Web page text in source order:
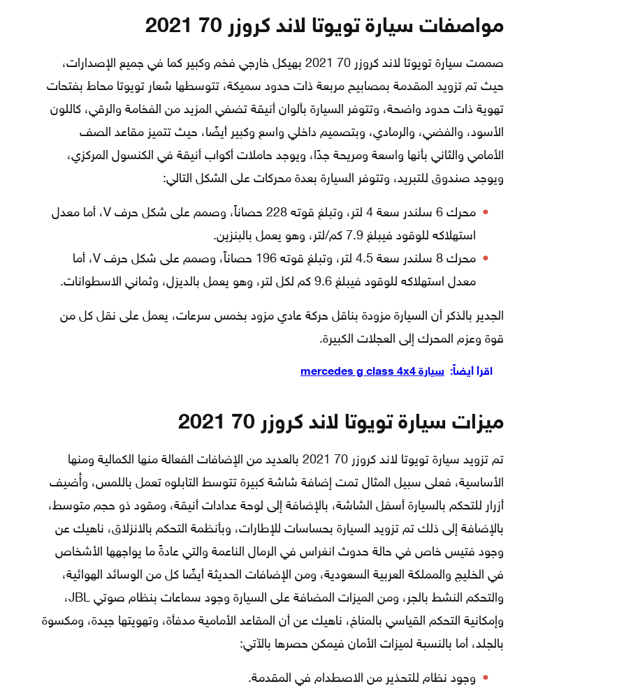
مواصفات سيارةتويوتا لاند كروزر 70 2021
صممت سيارة تويوتا لاند كروزر 70 2021 بهيكل خارجي فخم وكبير كما في جميع الإصدارات،
حيث تم تزويد المقدمة بمصابيح مربعة ذات حدود سميكة، تتوسطها شعار تويوتا محاط بفتحات
تهوية ذات حدود واضحة، وتتوفر السيارة بألوان أنيقة تضفي المزيد من الفخامة والرقي، كاللون
الأسود، والفضي، والرمادي، وبتصميم داخلي واسع وكبير أيضًا، حيث تتميز مقاعد الصف
الأمامي والثاني بأنها واسعة ومريحة جدًا، ويوجد حاملات أكواب أنيقة في الكنسول المركزي،
ويوجد صندوق للتبريد، وتتوفر السيارة بعدة محركات على الشكل التالي:
محرك 6 سلندر سعة 4 لتر، وتبلغ قوته 228 حصاناً، وصمم على شكل حرف V، أما معدل
استهلاكه للوقود فيبلغ 7.9 كم/لتر، وهو يعمل بالبنزين.
محرك 8 سلندر سعة 4.5 لتر، وتبلغ قوته 196 حصاناً، وصمم على شكل حرف V، أما
معدل استهلاكه للوقود فيبلغ 9.6 كم لكل لتر، وهو يعمل بالديزل، وثماني الاسطوانات.
الجدير بالذكر أن السيارة مزودة بناقل حركة عادي مزود بخمس سرعات، يعمل على نقل كل من
قوة وعزم المحرك إلى العجلات الكبيرة.
اقرأ أيضاً: سيارة mercedes g class 4x4
ميزات سيارةتويوتا لاند كروزر 70 2021
تم تزويد سيارة تويوتا لاند كروزر 70 2021 بالعديد من الإضافات الفعالة منها الكمالية ومنها
الأساسية، فعلى سبيل المثال تمت إضافة شاشة كبيرة تتوسط التابلوه تعمل باللمس، وأُضيف
أزرار للتحكم بالسيارة أسفل الشاشة، بالإضافة إلى لوحة عدادات أنيقة، ومقود ذو حجم متوسط،
بالإضافة إلى ذلك تم تزويد السيارة بحساسات للإطارات، وبأنظمة التحكم بالانزلاق، ناهيك عن
وجود فتيس خاص في حالة حدوث انغراس في الرمال الناعمة والتي عادةً ما يواجهها الأشخاص
في الخليج والمملكة العربية السعودية، ومن الإضافات الحديثة أيضًا كل من الوسائد الهوائية،
والتحكم النشط بالجر، ومن الميزات المضافة على السيارة وجود سماعات بنظام صوتي JBL،
وإمكانية التحكم القياسي بالمناخ، ناهيك عن أن المقاعد الأمامية مدفأة، وتهويتها جيدة، ومكسوة
بالجلد، أما بالنسبة لميزات الأمان فيمكن حصرها بالآتي:
وجود نظام للتحذير من الاصطدام في المقدمة.